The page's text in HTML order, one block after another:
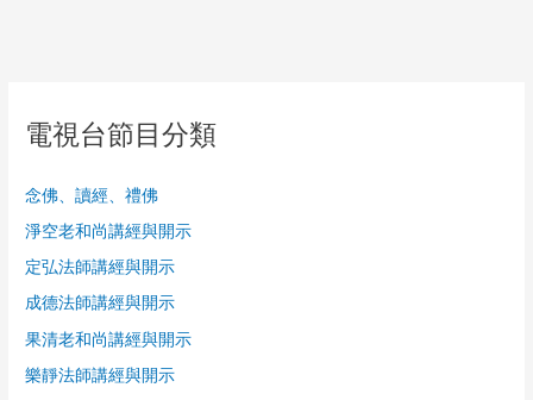
電視台節目分類
念佛、讀經、禮佛
淨空老和尚講經與開示
定弘法師講經與開示
成德法師講經與開示
果清老和尚講經與開示
樂靜法師講經與開示